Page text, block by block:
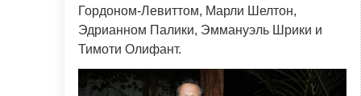
Гордоном-Левиттом, Марли Шелтон,
Эдрианном Палики, Эммануэль Шрики и
Тимоти Олифант.